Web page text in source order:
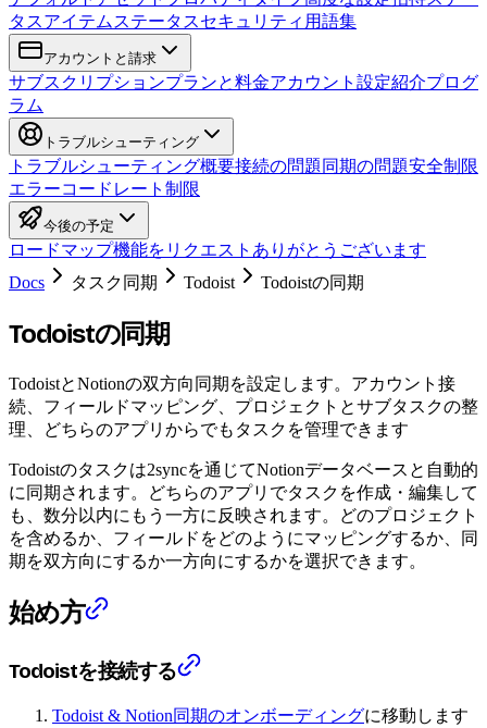
タスアイテムステータスセキュリティ 用語集
アカウントと請求
サブスクリプションプランと料金アカウント設定紹介プログ
ラム
トラブルシューティング
トラブルシューティング概要接続の問題 同期の問題安全制限
エラーコード レート制限
今後の予定
ロードマップ機能をリクエスト ありがとうございます
Docs
タスク同期 Todoist Todoistの同期
Todoistの同期
TodoistとNotionの双方向同期を設定します。アカウント接
続、フィールドマッピング、プロジェクトとサブタスクの整
理、どちらのアプリからでもタスクを管理できます
Todoistのタスクは2syncを通じてNotionデータベースと自動的
に同期されます。どちらのアプリでタスクを作成・編集して
も、数分以内にもう一方に反映されます。どのプロジェクト
を含めるか、フィールドをどのようにマッピングするか、同
期を双方向にするか一方向にするかを選択できます。
始め方
Todoistを接続する
Todoist & Notion同期のオンボーディングに移動します